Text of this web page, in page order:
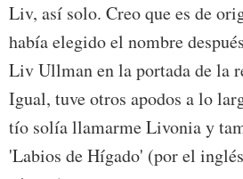
Liv, así solo. Creo que es de
había elegido el nombre
Liv Ullman en la portada de la
Igual, tuve otros apodos a lo
tío solía llamarme Livonia y
'Labios de Hígado' (por el